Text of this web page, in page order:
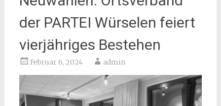
der PARTEI Würselen feiert
vierjähriges Bestehen
Februar 6, 2024 admin